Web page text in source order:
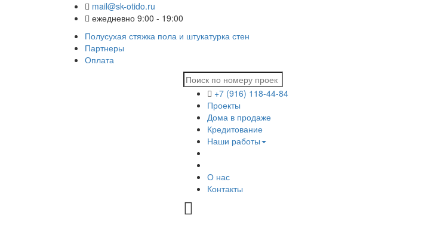
mail@sk-otido.ru
ежедневно 9:00 - 19:00
Полусухая стяжка пола и штукатурка стен
Партнеры
Оплата
+7 (916) 118-44-84
Проекты
Дома в продаже
Кредитование
Наши работы
О нас
Контакты